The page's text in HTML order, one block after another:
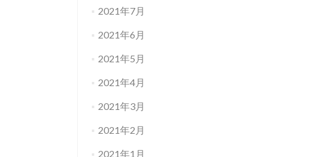
2021年7月
2021年6月
2021年5月
2021年4月
2021年3月
2021年2月
2021年1月